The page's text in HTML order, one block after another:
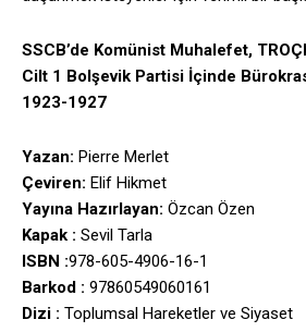
SSCB’de Komünist Muhalefet,
Cilt 1 Bolşevik Partisi İçinde
1923-1927
Yazan: Pierre Merlet
Çeviren: Elif Hikmet
Yayına Hazırlayan: Özcan Özen
Kapak : Sevil Tarla
ISBN :978-605-4906-16-1
Barkod : 97860549060161
Dizi : Toplumsal Hareketler ve Siyaset